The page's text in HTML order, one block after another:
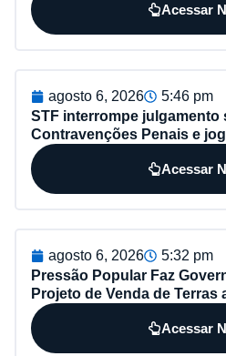
Acessar
agosto 6, 2026
5:46 pm
STF interrompe julgamento
Contravenções Penais e
Acessar
agosto 6, 2026
5:32 pm
Pressão Popular Faz
Projeto de Venda de Terras
Acessar